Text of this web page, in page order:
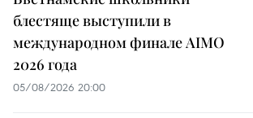
блестяще выступили в
международном финале AIMO
2026 года
05/08/2026 20:00